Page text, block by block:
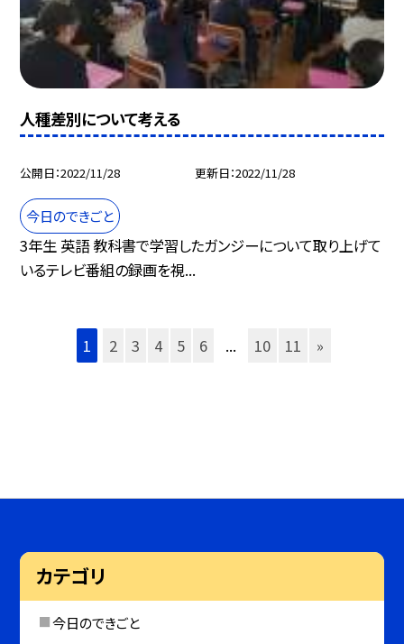
人種差別について考える
公開日 2022/11/28 更新日 2022/11/28
今日のできごと
3年生 英語 教科書で学習したガンジーについて取り上げて
いるテレビ番組の録画を視...
1 2 3 4 5 6 ... 10 11 »
カテゴリ
今日のできごと